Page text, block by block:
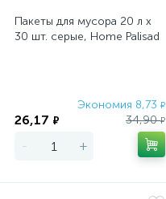
Пакеты для мусора 20 л x
30 шт. серые, Home Palisad
Экономия 8,73 ₽
26,17 ₽ 34,90₽
- +